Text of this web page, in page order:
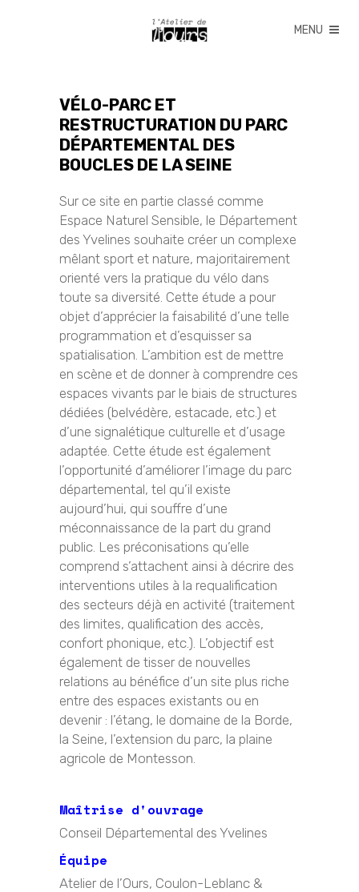
VÉLO-PARC ET
RESTRUCTURATION DU PARC
DÉPARTEMENTAL DES
BOUCLES DE LA SEINE
Sur ce site en partie classé comme
Espace Naturel Sensible, le Département
des Yvelines souhaite créer un complexe
mêlant sport et nature, majoritairement
orienté vers la pratique du vélo dans
toute sa diversité. Cette étude a pour
objet d’apprécier la faisabilité d’une telle
programmation et d’esquisser sa
spatialisation. L’ambition est de mettre
en scène et de donner à comprendre ces
espaces vivants par le biais de structures
dédiées (belvédère, estacade, etc.) et
d’une signalétique culturelle et d’usage
adaptée. Cette étude est également
l’opportunité d’améliorer l’image du parc
départemental, tel qu’il existe
aujourd’hui, qui souffre d’une
méconnaissance de la part du grand
public. Les préconisations qu’elle
comprend s’attachent ainsi à décrire des
interventions utiles à la requalification
des secteurs déjà en activité (traitement
des limites, qualification des accès,
confort phonique, etc.). L’objectif est
également de tisser de nouvelles
relations au bénéfice d’un site plus riche
entre des espaces existants ou en
devenir : l’étang, le domaine de la Borde,
la Seine, l’extension du parc, la plaine
agricole de Montesson.
Maîtrise d'ouvrage
Conseil Départemental des Yvelines
Équipe
Atelier de l’Ours, Coulon-Leblanc &